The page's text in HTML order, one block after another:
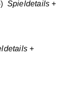
Spieldetails +
+